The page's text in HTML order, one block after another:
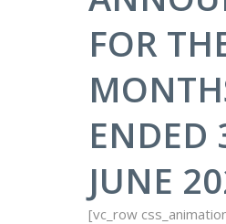
FOR
ENDED
JUNE
[vc_row